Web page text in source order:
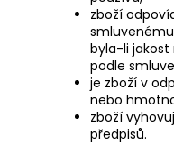
zboží
byla-li jakost
podle
je zboží v
nebo
zboží
předpisů.